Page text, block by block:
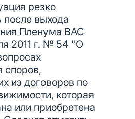
резко
после выхода
Пленума ВАС
2011 г. № 54 "О
споров,
из договоров по
которая
или приобретена